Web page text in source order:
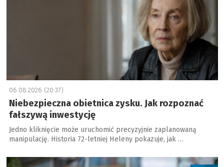
06.08.2026 (20:37)
Niebezpieczna obietnica zysku. Jak rozpoznać
fałszywą inwestycję
Jedno kliknięcie może uruchomić precyzyjnie zaplanowaną
manipulację. Historia 72-letniej Heleny pokazuje, jak …
a